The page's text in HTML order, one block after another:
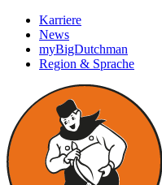
Karriere
News
myBigDutchman
Region & Sprache